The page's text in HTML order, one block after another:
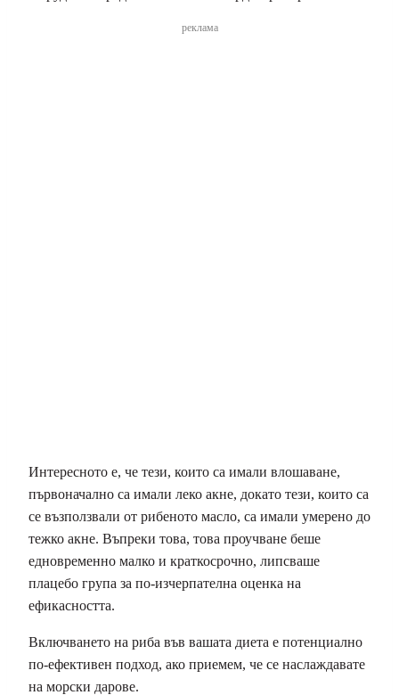
реклама
Интересното е, че тези, които са имали влошаване,
първоначално са имали леко акне, докато тези, които са
се възползвали от рибеното масло, са имали умерено до
тежко акне. Въпреки това, това проучване беше
едновременно малко и краткосрочно, липсваше
плацебо група за по-изчерпателна оценка на
ефикасността.
Включването на риба във вашата диета е потенциално
по-ефективен подход, ако приемем, че се наслаждавате
на морски дарове.